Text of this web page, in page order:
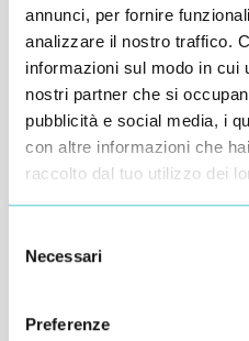
annunci, per fornire
analizzare il nostro traffico.
informazioni sul modo in cui
nostri partner che si
pubblicità e social media, i
con altre informazioni che
raccolto dal tuo utilizzo dei
delNecessari
Preferenze
Alessandro Alfonsetti